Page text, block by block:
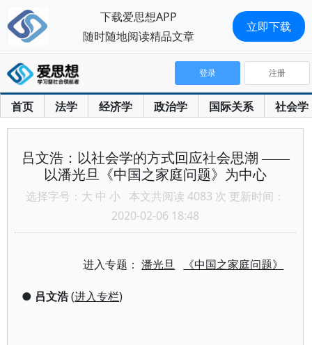
首页 法学 经济学 政治学 国际关系 社会学
登录 注册
吕文浩：以社会学的方式回应社会思潮 ——
以潘光旦《中国之家庭问题》为中心
选择字号： 大 中 小 本文共阅读 4083 次 更新时间：
2020-02-06 18:48
进入专题：潘光旦 《中国之家庭问题》
● 吕文浩(进入专栏)
下载爱思想APP
随时随地阅读精品文章
立即下载